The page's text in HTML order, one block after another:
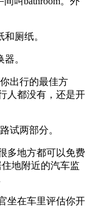
厕纸。
。
出行的最佳方
人都没有，还是开
试两部分。
地方都可以免费
地附近的汽车监
在车里评估你开